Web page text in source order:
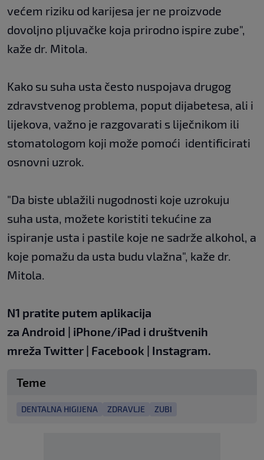
većem riziku od karijesa jer ne proizvode
dovoljno pljuvačke koja prirodno ispire zube",
kaže dr. Mitola.
Kako su suha usta često nuspojava drugog
zdravstvenog problema, poput dijabetesa, ali i
lijekova, važno je razgovarati s liječnikom ili
stomatologom koji može pomoći identificirati
osnovni uzrok.
"Da biste ublažili nugodnosti koje uzrokuju
suha usta, možete koristiti tekućine za
ispiranje usta i pastile koje ne sadrže alkohol, a
koje pomažu da usta budu vlažna", kaže dr.
Mitola.
N1 pratite putem aplikacija
za Android | iPhone/iPad i društvenih
mreža Twitter | Facebook | Instagram.
Teme
DENTALNA HIGIJENA ZDRAVLJE ZUBI